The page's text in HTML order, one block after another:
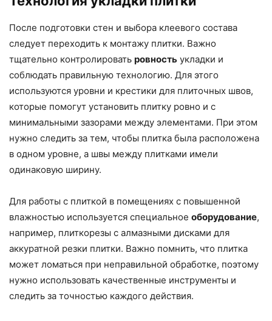
После подготовки стен и выбора клеевого состава
следует переходить к монтажу плитки. Важно
тщательно контролировать ровность укладки и
соблюдать правильную технологию. Для этого
используются уровни и крестики для плиточных швов,
которые помогут установить плитку ровно и с
минимальными зазорами между элементами. При этом
нужно следить за тем, чтобы плитка была расположена
в одном уровне, а швы между плитками имели
одинаковую ширину.
Для работы с плиткой в помещениях с повышенной
влажностью используется специальное оборудование,
например, плиткорезы с алмазными дисками для
аккуратной резки плитки. Важно помнить, что плитка
может ломаться при неправильной обработке, поэтому
нужно использовать качественные инструменты и
следить за точностью каждого действия.